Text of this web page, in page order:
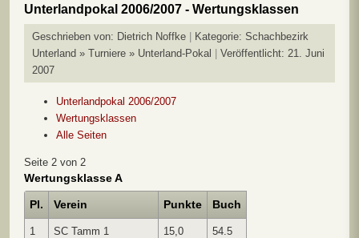
Unterlandpokal 2006/2007 - Wertungsklassen
Geschrieben von: Dietrich Noffke Kategorie: Schachbezirk
Unterland » Turniere » Unterland-Pokal
Veröffentlicht: 21. Juni
2007
Unterlandpokal 2006/2007
Wertungsklassen
Alle Seiten
Seite 2 von 2
Wertungsklasse A
Pl. Verein Punkte Buch
1 SC Tamm 1 15,0 54.5